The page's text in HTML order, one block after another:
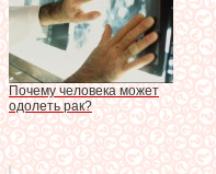
Почему человека может
одолеть рак?